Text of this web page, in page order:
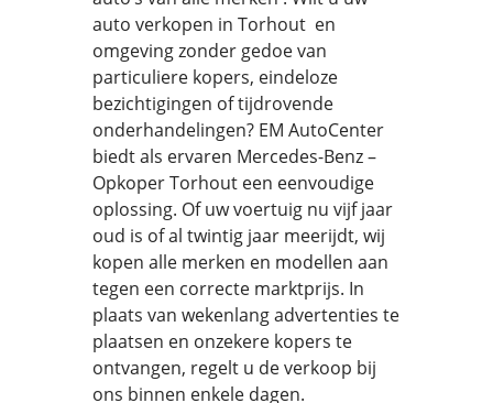
auto verkopen in Torhout en
omgeving zonder gedoe van
particuliere kopers, eindeloze
bezichtigingen of tijdrovende
onderhandelingen? EM AutoCenter
biedt als ervaren Mercedes-Benz –
Opkoper Torhout een eenvoudige
oplossing. Of uw voertuig nu vijf jaar
oud is of al twintig jaar meerijdt, wij
kopen alle merken en modellen aan
tegen een correcte marktprijs. In
plaats van wekenlang advertenties te
plaatsen en onzekere kopers te
ontvangen, regelt u de verkoop bij
ons binnen enkele dagen.